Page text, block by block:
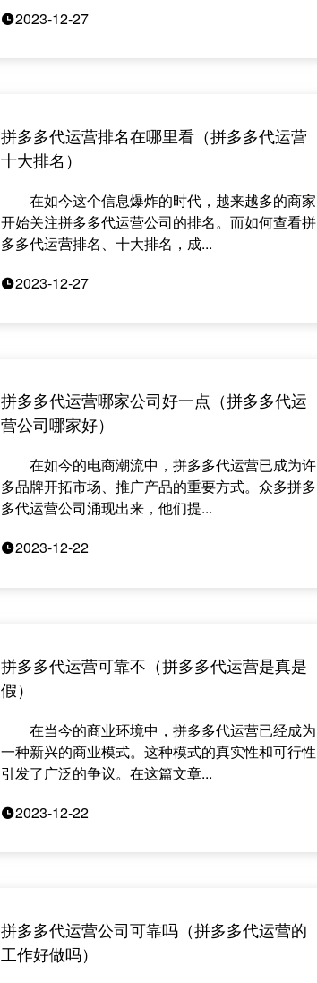
2023-12-27
拼多多代运营排名在哪里看（拼多多代运营
十大排名）
在如今这个信息爆炸的时代，越来越多的商家
开始关注拼多多代运营公司的排名。而如何查看拼
多多代运营排名、十大排名，成...
2023-12-27
拼多多代运营哪家公司好一点（拼多多代运
营公司哪家好）
在如今的电商潮流中，拼多多代运营已成为许
多品牌开拓市场、推广产品的重要方式。众多拼多
多代运营公司涌现出来，他们提...
2023-12-22
拼多多代运营可靠不（拼多多代运营是真是
假）
在当今的商业环境中，拼多多代运营已经成为
一种新兴的商业模式。这种模式的真实性和可行性
引发了广泛的争议。在这篇文章...
2023-12-22
拼多多代运营公司可靠吗（拼多多代运营的
工作好做吗）